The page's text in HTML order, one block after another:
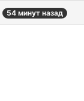
54 минут назад